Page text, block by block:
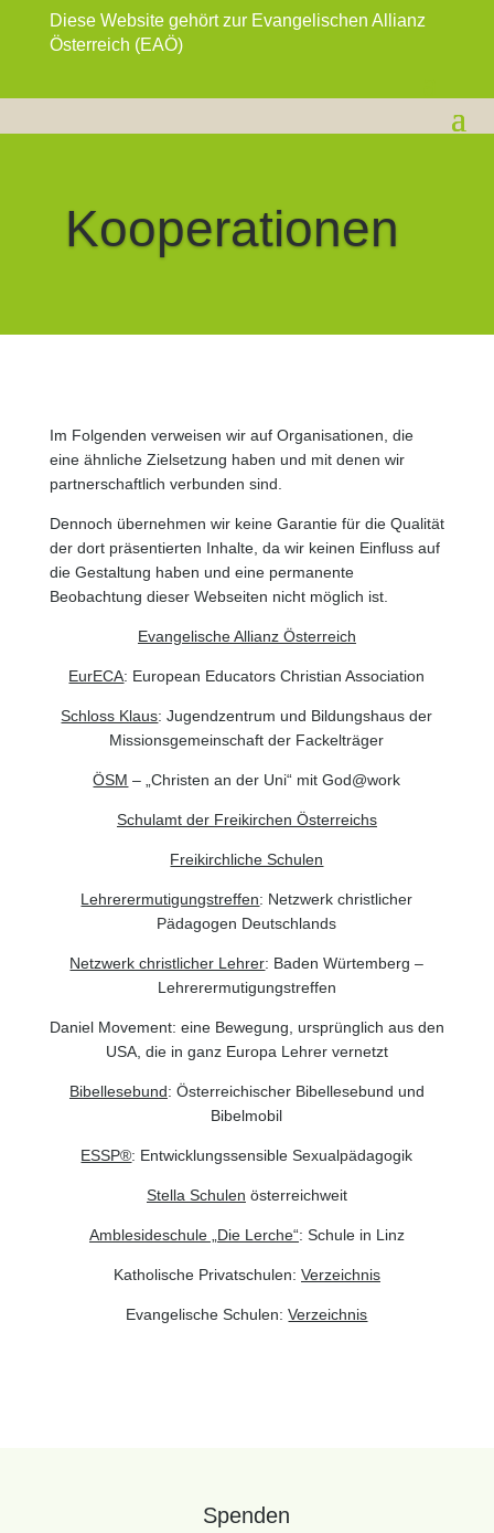
Diese Website gehört zur Evangelischen Allianz
Österreich (EAÖ)
Kooperationen
Im Folgenden verweisen wir auf Organisationen, die
eine ähnliche Zielsetzung haben und mit denen wir
partnerschaftlich verbunden sind.
Dennoch übernehmen wir keine Garantie für die Qualität
der dort präsentierten Inhalte, da wir keinen Einfluss auf
die Gestaltung haben und eine permanente
Beobachtung dieser Webseiten nicht möglich ist.
Evangelische Allianz Österreich
EurECA: European Educators Christian Association
Schloss Klaus: Jugendzentrum und Bildungshaus der
Missionsgemeinschaft der Fackelträger
ÖSM – „Christen an der Uni“ mit God@work
Schulamt der Freikirchen Österreichs
Freikirchliche Schulen
Lehrerermutigungstreffen: Netzwerk christlicher
Pädagogen Deutschlands
Netzwerk christlicher Lehrer: Baden Würtemberg –
Lehrerermutigungstreffen
Daniel Movement: eine Bewegung, ursprünglich aus den
USA, die in ganz Europa Lehrer vernetzt
Bibellesebund: Österreichischer Bibellesebund und
Bibelmobil
ESSP®: Entwicklungssensible Sexualpädagogik
Stella Schulen österreichweit
Amblesideschule „Die Lerche“: Schule in Linz
Katholische Privatschulen: Verzeichnis
Evangelische Schulen:Verzeichnis
Spenden